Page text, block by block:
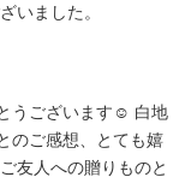
いました。
うございます☺️ 白地
のご感想、とても嬉
友人への贈りものと